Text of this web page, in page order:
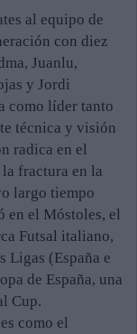
al equipo de
con diez
Juanlu,
y Jordi
como líder tanto
técnica y visión
radica en el
fractura en la
largo tiempo
en el Móstoles, el
Futsal italiano,
Ligas (España e
de España, una
Cup.
como el